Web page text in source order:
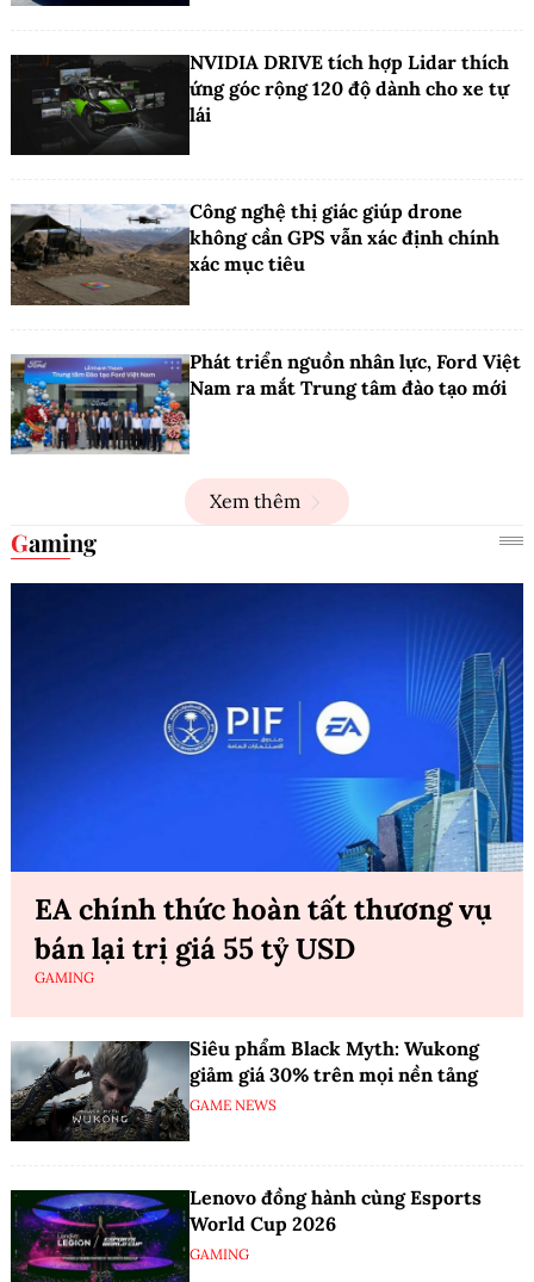
NVIDIA DRIVE tích hợp Lidar thích
ứng góc rộng 120 độ dành cho xe tự
lái
Công nghệ thị giác giúp drone
không cần GPS vẫn xác định chính
xác mục tiêu
Phát triển nguồn nhân lực, Ford Việt
Nam ra mắt Trung tâm đào tạo mới
Xem thêm
Gaming
EA chính thức hoàn tất thương vụ
bán lại trị giá 55 tỷ USD
GAMING
Siêu phẩm Black Myth: Wukong
giảm giá 30% trên mọi nền tảng
GAME NEWS
Lenovo đồng hành cùng Esports
World Cup 2026
GAMING